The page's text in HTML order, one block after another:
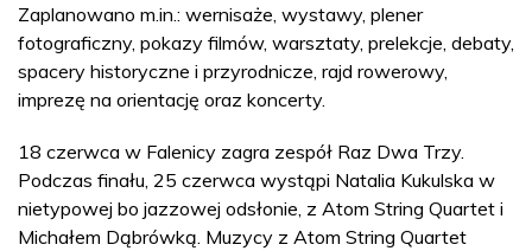
Zaplanowano m.in.: wernisaże, wystawy, plener
fotograficzny, pokazy filmów, warsztaty, prelekcje, debaty,
spacery historyczne i przyrodnicze, rajd rowerowy,
imprezę na orientację oraz koncerty.
18 czerwca w Falenicy zagra zespół Raz Dwa Trzy.
Podczas finału, 25 czerwca wystąpi Natalia Kukulska w
nietypowej bo jazzowej odsłonie, z Atom String Quartet i
Michałem Dąbrówką. Muzycy z Atom String Quartet